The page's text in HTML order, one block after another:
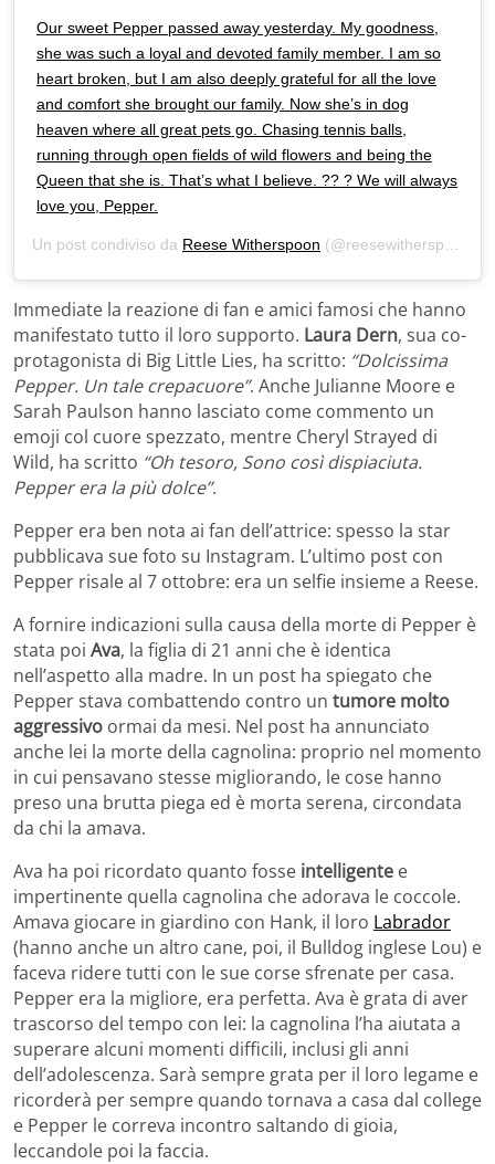
Our sweet Pepper passed away yesterday. My goodness,
she was such a loyal and devoted family member. I am so
heart broken, but I am also deeply grateful for all the love
and comfort she brought our family. Now she’s in dog
heaven where all great pets go. Chasing tennis balls,
running through open fields of wild flowers and being the
Queen that she is. That’s what I believe. ?? ? We will always
love you, Pepper.
Un post condiviso da Reese Witherspoon (@reesewitherspoon) in data:
Immediate la reazione di fan e amici famosi che hanno
manifestato tutto il loro supporto. Laura Dern, sua co-
protagonista di Big Little Lies, ha scritto: “Dolcissima
Pepper. Un tale crepacuore”. Anche Julianne Moore e
Sarah Paulson hanno lasciato come commento un
emoji col cuore spezzato, mentre Cheryl Strayed di
Wild, ha scritto “Oh tesoro, Sono così dispiaciuta.
Pepper era la più dolce”.
Pepper era ben nota ai fan dell’attrice: spesso la star
pubblicava sue foto su Instagram. L’ultimo post con
Pepper risale al 7 ottobre: era un selfie insieme a Reese.
A fornire indicazioni sulla causa della morte di Pepper è
stata poi Ava, la figlia di 21 anni che è identica
nell’aspetto alla madre. In un post ha spiegato che
Pepper stava combattendo contro un tumore molto
aggressivo ormai da mesi. Nel post ha annunciato
anche lei la morte della cagnolina: proprio nel momento
in cui pensavano stesse migliorando, le cose hanno
preso una brutta piega ed è morta serena, circondata
da chi la amava.
Ava ha poi ricordato quanto fosse intelligente e
impertinente quella cagnolina che adorava le coccole.
Amava giocare in giardino con Hank, il loro Labrador
(hanno anche un altro cane, poi, il Bulldog inglese Lou) e
faceva ridere tutti con le sue corse sfrenate per casa.
Pepper era la migliore, era perfetta. Ava è grata di aver
trascorso del tempo con lei: la cagnolina l’ha aiutata a
superare alcuni momenti difficili, inclusi gli anni
dell’adolescenza. Sarà sempre grata per il loro legame e
ricorderà per sempre quando tornava a casa dal college
e Pepper le correva incontro saltando di gioia,
leccandole poi la faccia.